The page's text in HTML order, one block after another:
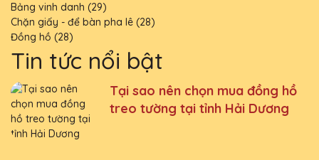
Bảng vinh danh (29)
Chặn giấy - để bàn pha lê (28)
Đồng hồ (28)
Tin tức nổi bật
Tại sao nên chọn mua đồng hồ
treo tường tại tỉnh Hải Dương